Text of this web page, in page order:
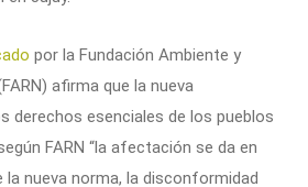
por la Fundación Ambiente y
afirma que la nueva
derechos esenciales de los pueblos
FARN “la afectación se da en
la nueva norma, la disconformidad